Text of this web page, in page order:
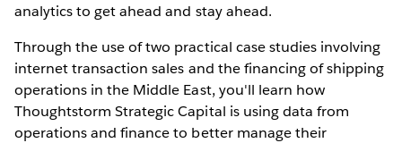
analytics to get ahead and stay ahead.
Through the use of two practical case studies involving
internet transaction sales and the financing of shipping
operations in the Middle East, you'll learn how
Thoughtstorm Strategic Capital is using data from
operations and finance to better manage their